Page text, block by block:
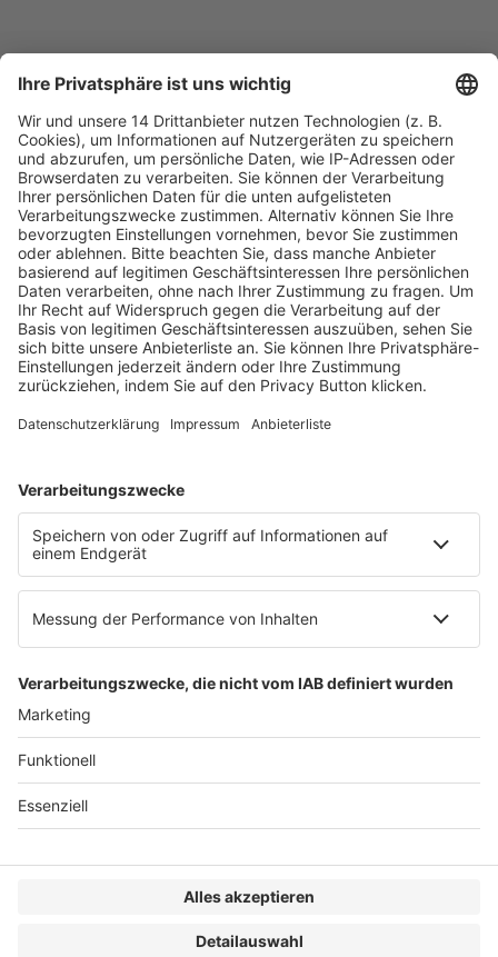
Fachmedien Recht und Wirtschaft
Ein Fachbereich der
dfv Mediengruppe
Mainzer Landstr. 251
60326 Frankfurt am Main
E-Mail:info@ruw.de
Web:https://www.ruw.de
AGB
Datenschutzerklärung
Genderhinweis
Cookie-Einstellungen